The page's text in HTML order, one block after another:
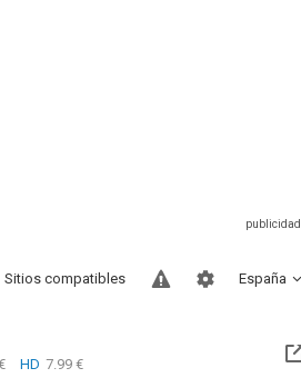
España
Sitios compatibles
HD 7.99 €